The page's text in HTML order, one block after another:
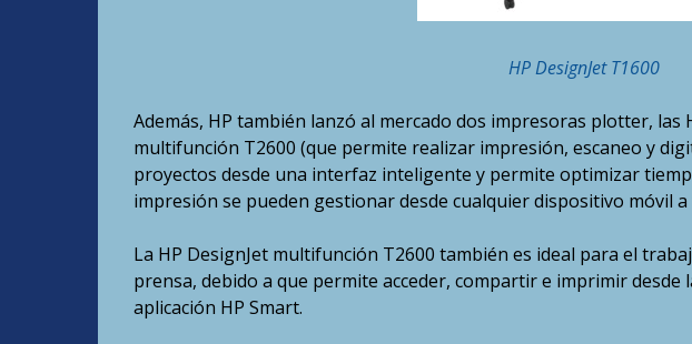
HP DesignJet T1600
Además, HP también lanzó al mercado dos impresoras plotter, las
multifunción T2600 (que permite realizar impresión, escaneo y
proyectos desde una interfaz inteligente y permite optimizar
impresión se pueden gestionar desde cualquier dispositivo móvil a
La HP DesignJet multifunción T2600 también es ideal para el
prensa, debido a que permite acceder, compartir e imprimir desde
aplicación HP Smart.